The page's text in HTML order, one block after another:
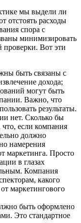
мы выдели ли
отстоять расходы
спора с
минимизировать
проверки. Вот эти
быть связаны с
дохода;
могут быть
Важно, что
результаты.
нет. Сколько бы
если компания
должно
намерения
маркетинга. Просто
в глазах
Компания
какого
маркетингового
быть оформлено
Это стандартное